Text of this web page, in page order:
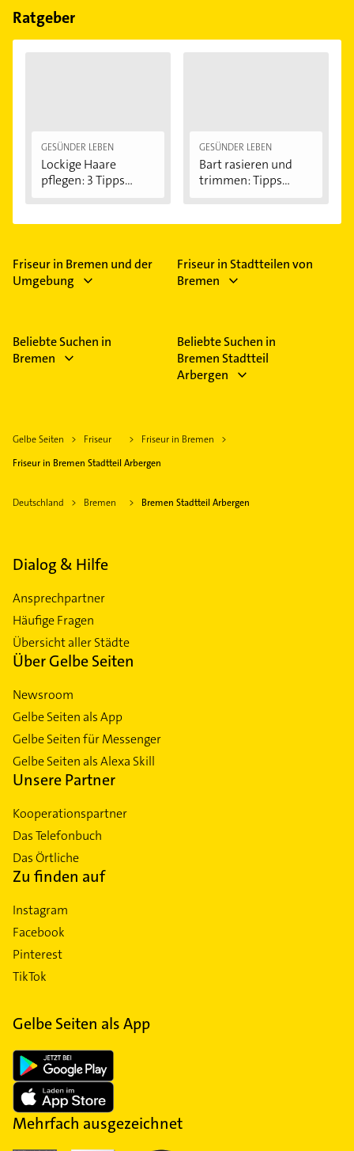
Feiertagen abweichen können.
Ratgeber
GESÜNDER LEBEN
Lockige Haare
pflegen: 3 Tipps...
GESÜNDER LEBEN
Bart rasieren und
trimmen: Tipps...
Friseur in Bremen und der
Umgebung
Friseur in Stadtteilen von
Bremen
Beliebte Suchen in
Bremen
Beliebte Suchen in
Bremen Stadtteil
Arbergen
Gelbe Seiten Friseur
Friseur in Bremen
Friseur in Bremen Stadtteil Arbergen
Deutschland Bremen Bremen Stadtteil Arbergen
Dialog & Hilfe
Ansprechpartner
Häufige Fragen
Übersicht aller Städte
Über Gelbe Seiten
Newsroom
Gelbe Seiten als App
Gelbe Seiten für Messenger
Gelbe Seiten als Alexa Skill
Unsere Partner
Kooperationspartner
Das Telefonbuch
Das Örtliche
Zu finden auf
Instagram
Facebook
Pinterest
TikTok
Gelbe Seiten als App
Mehrfach ausgezeichnet